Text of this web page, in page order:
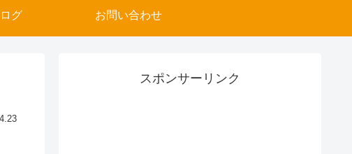
グ お問い合わせ
スポンサーリンク